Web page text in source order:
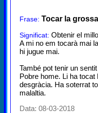
Frase: Tocar la
Significat: Obtenir el
A mi no em tocarà mai
hi jugue mai.
També pot tenir un
Pobre home. Li ha
desgràcia. Ha soterrat
malaltia.
Data: 08-03-2018